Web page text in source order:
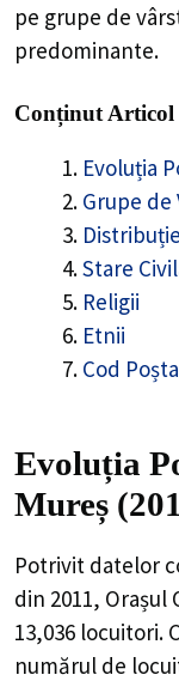
pe grupe de
predominante.
Conținut Articol
Evoluția
Grupe de
Stare
Religii
Etnii
Cod
Evoluția
Mureș
Potrivit datelor
din 2011, Orașul
13,036 locuitori.
numărul de